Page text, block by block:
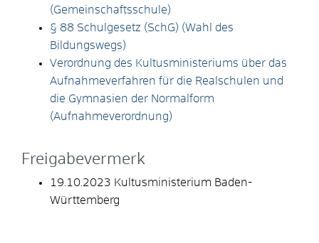
(Gemeinschaftsschule)
§ 88 Schulgesetz (SchG) (Wahl des
Bildungswegs)
Verordnung des Kultusministeriums über das
Aufnahmeverfahren für die Realschulen und
die Gymnasien der Normalform
(Aufnahmeverordnung)
Freigabevermerk
19.10.2023 Kultusministerium Baden-
Württemberg